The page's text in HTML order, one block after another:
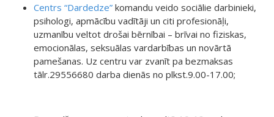
Centrs “Dardedze” komandu veido sociālie darbinieki,
psihologi, apmācību vadītāji un citi profesionāļi,
uzmanību veltot drošai bērnībai – brīvai no fiziskas,
emocionālas, seksuālas vardarbības un novārtā
pamešanas. Uz centru var zvanīt pa bezmaksas
tālr.29556680 darba dienās no plkst.9.00-17.00;